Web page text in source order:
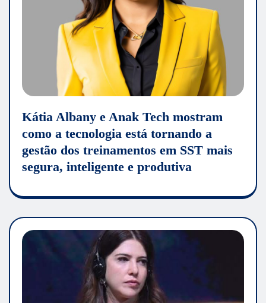
Kátia Albany e Anak Tech mostram
como a tecnologia está tornando a
gestão dos treinamentos em SST mais
segura, inteligente e produtiva